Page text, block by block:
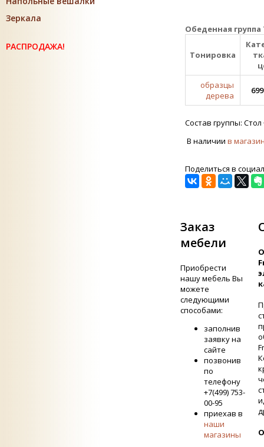
Зеркала
РАСПРОДАЖА!
Обеденная группа
Тонировка
образцы
дерева
Состав группы: Стол
В наличии в
Поделиться в
Заказ
мебели
Приобрести
нашу мебель Вы
можете
следующими
способами:
заполнив
заявку на
сайте
позвонив
по
телефону
+7(499) 753-
00-95
приехав в
наши
магазины